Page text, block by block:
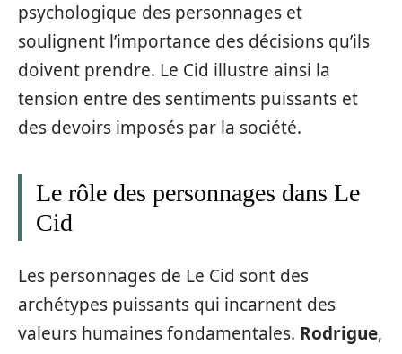
psychologique des personnages et
soulignent l’importance des décisions qu’ils
doivent prendre. Le Cid illustre ainsi la
tension entre des sentiments puissants et
des devoirs imposés par la société.
Le rôle des personnages dans Le
Cid
Les personnages de Le Cid sont des
archétypes puissants qui incarnent des
valeurs humaines fondamentales. Rodrigue,